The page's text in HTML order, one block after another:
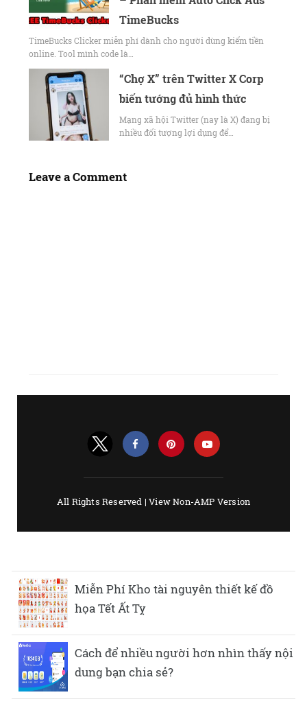
Miễn Phí Kho tài nguyên thiết kế đồ
họa Tết Ất Tỵ
Cách để nhiều người hơn nhìn thấy nội
dung bạn chia sẻ?